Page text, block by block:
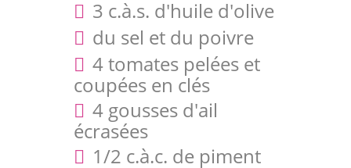
3 c.à.s. d'huile d'olive
du sel et du poivre
4 tomates pelées et
coupées en clés
4 gousses d'ail
écrasées
1/2 c.à.c. de piment